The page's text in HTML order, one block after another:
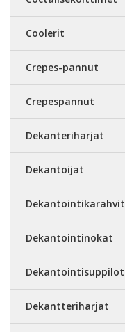
Coolerit
Crepes-pannut
Crepespannut
Dekanteriharjat
Dekantoijat
Dekantointikarahvit
Dekantointinokat
Dekantointisuppilot
Dekantteriharjat